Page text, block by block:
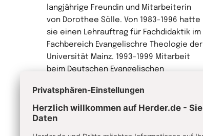
langjährige Freundin und Mitarbeiterin
von Dorothee Sölle. Von 1983-1996 hatte
sie einen Lehrauftrag für Fachdidaktik im
Fachbereich Evangelischre Theologie der
Universität Mainz. 1993-1999 Mitarbeit
beim Deutschen Evangelischen
Oberstudienrätin und lebt in Mainz.
Mehr von Ursula Baltz-Otto